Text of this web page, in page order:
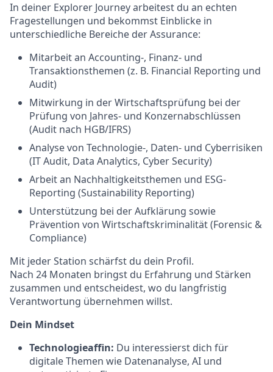
In deiner Explorer Journey arbeitest du an echten
Fragestellungen und bekommst Einblicke in
unterschiedliche Bereiche der Assurance:
Mitarbeit an Accounting-, Finanz- und
Transaktionsthemen (z. B. Financial Reporting und
Audit)
Mitwirkung in der Wirtschaftsprüfung bei der
Prüfung von Jahres- und Konzernabschlüssen
(Audit nach HGB/IFRS)
Analyse von Technologie-, Daten- und Cyberrisiken
(IT Audit, Data Analytics, Cyber Security)
Arbeit an Nachhaltigkeitsthemen und ESG-
Reporting (Sustainability Reporting)
Unterstützung bei der Aufklärung sowie
Prävention von Wirtschaftskriminalität (Forensic &
Compliance)
Mit jeder Station schärfst du dein Profil.
Nach 24 Monaten bringst du Erfahrung und Stärken
zusammen und entscheidest, wo du langfristig
Verantwortung übernehmen willst.
Dein Mindset
Technologieaffin: Du interessierst dich für
digitale Themen wie Datenanalyse, AI und